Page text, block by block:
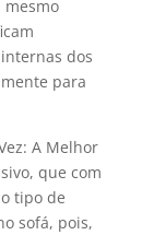
mesmo
dos
para
A Melhor
que com
tipo de
sofá, pois,